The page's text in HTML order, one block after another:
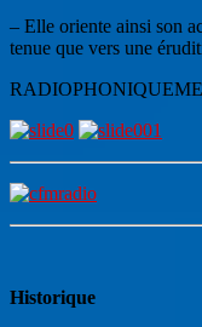
– Elle oriente ainsi son
tenue que vers une
Historique